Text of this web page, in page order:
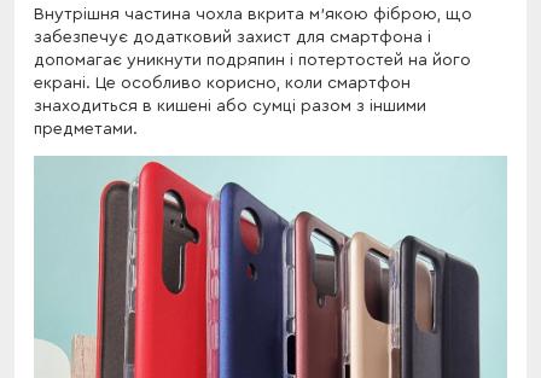
Внутрішня частина чохла вкрита м'якою фіброю, що
забезпечує додатковий захист для смартфона і
допомагає уникнути подряпин і потертостей на його
екрані. Це особливо корисно, коли смартфон
знаходиться в кишені або сумці разом з іншими
предметами.